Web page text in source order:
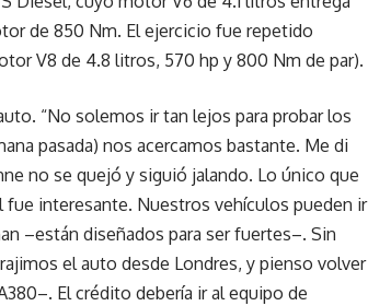
de 850 Nm. El ejercicio fue repetido
V8 de 4.8 litros, 570 hp y 800 Nm de par).
“No solemos ir tan lejos para probar los
pasada) nos acercamos bastante. Me di
no se quejó y siguió jalando. Lo único que
interesante. Nuestros vehículos pueden ir
–están diseñados para ser fuertes–. Sin
el auto desde Londres, y pienso volver
El crédito debería ir al equipo de